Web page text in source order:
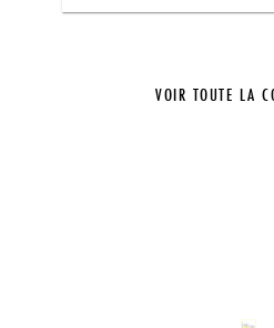
VOIR TOUTE LA